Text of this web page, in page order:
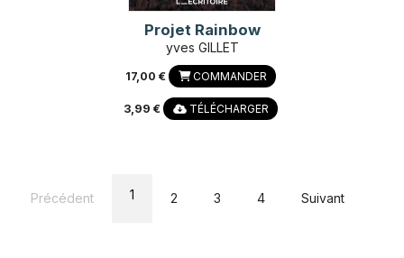
Projet Rainbow
yves GILLET
17,00 € COMMANDER
3,99 € TÉLÉCHARGER
Précédent 1 2 3 4 Suivant